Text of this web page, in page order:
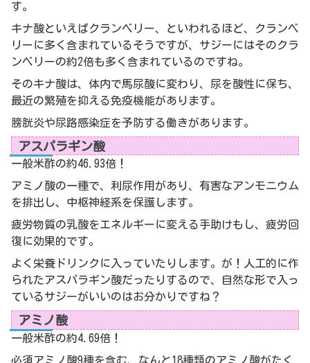
す。
キナ酸といえばクランベリー、といわれるほど、クランベ
リーに多く含まれているそうですが、サジーにはそのクラ
ンベリーの約2倍も多く含まれているのですね。
そのキナ酸は、体内で馬尿酸に変わり、尿を酸性に保ち、
最近の繁殖を抑える免疫機能があります。
膀胱炎や尿路感染症を予防する働きがあります。
アスパラギン酸
一般米酢の約46.93倍！
アミノ酸の一種で、利尿作用があり、有害なアンモニウム
を排出し、中枢神経系を保護します。
疲労物質の乳酸をエネルギーに変える手助けもし、疲労回
復に効果的です。
よく栄養ドリンクに入っていたりします。が！人工的に作
られたアスパラギン酸だったりするので、自然な形で入っ
ているサジーがいいのはお分かりですね？
アミノ酸
一般米酢の約4.69倍！
必須アミノ酸9種を含む、なんと18種類のアミノ酸がたく